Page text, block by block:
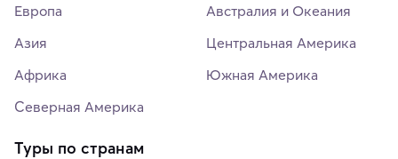
Европа
Азия
Африка
Северная Америка
Австралия и Океания
Центральная Америка
Южная Америка
Туры по странам